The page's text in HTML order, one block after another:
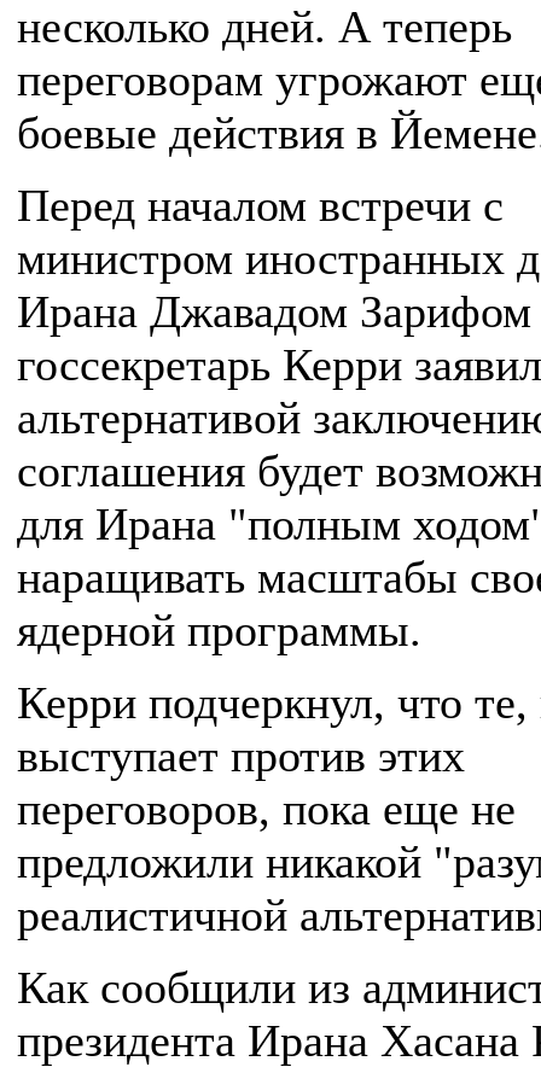
несколько дней. А теперь
переговорам угрожают
боевые действия в
Перед началом встречи с
министром иностранных
Ирана Джавадом Зарифом
госсекретарь Керри
альтернативой
соглашения будет
для Ирана "полным
наращивать масштабы
ядерной программы.
Керри подчеркнул, что те,
выступает против этих
переговоров, пока еще не
предложили никакой
реалистичной
Как сообщили из
президента Ирана Хасана